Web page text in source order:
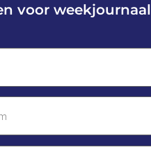
voor weekjournaal